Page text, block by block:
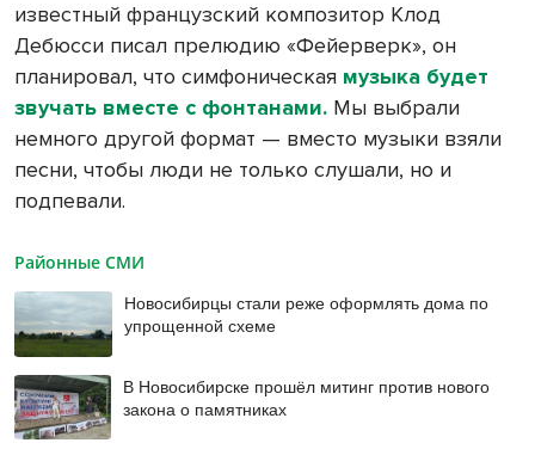
известный французский композитор Клод
Дебюсси писал прелюдию «Фейерверк», он
планировал, что симфоническая музыка будет
звучать вместе с фонтанами. Мы выбрали
немного другой формат — вместо музыки взяли
песни, чтобы люди не только слушали, но и
подпевали.
Районные СМИ
Новосибирцы стали реже оформлять дома по
упрощенной схеме
В Новосибирске прошёл митинг против нового
закона о памятниках